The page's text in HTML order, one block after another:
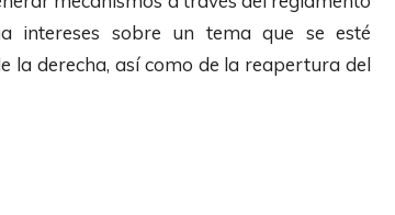
A
r
intereses sobre un tema que se esté
la derecha, así como de la reapertura del